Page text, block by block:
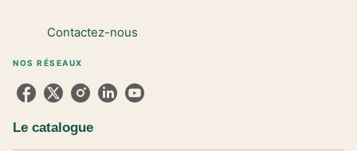
Contactez-nous
NOS RÉSEAUX
Le catalogue